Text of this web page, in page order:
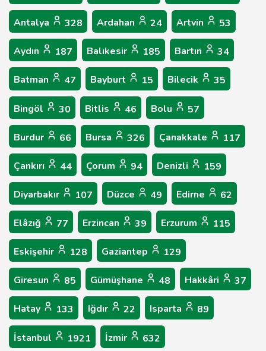
Antalya 328 Ardahan 24 Artvin 53
Aydın 187 Balıkesir 185 Bartın 34
Batman 47 Bayburt 15 Bilecik 35
Bingöl 30 Bitlis 46 Bolu 57
Burdur 66 Bursa 326 Çanakkale 117
Çankırı 44 Çorum 94 Denizli 159
Diyarbakır 107 Düzce 49 Edirne 62
Elâzığ 77 Erzincan 39 Erzurum 115
Eskişehir 128 Gaziantep 129
Giresun 85 Gümüşhane 48 Hakkâri 37
Hatay 133 Iğdır 22 Isparta 89
İstanbul 1921 İzmir 632